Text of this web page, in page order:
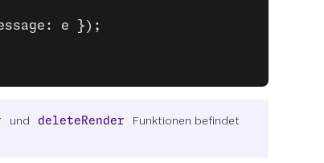
e });
und deleteRender
Funktionen befindet